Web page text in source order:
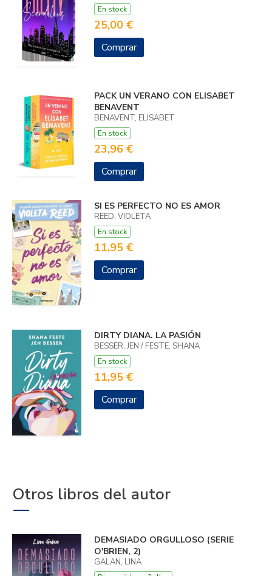
En stock
25,00 €
Comprar
PACK UN VERANO CON ELISABET
BENAVENT
BENAVENT, ELISABET
En stock
23,96 €
Comprar
SI ES PERFECTO NO ES AMOR
REED, VIOLETA
En stock
11,95 €
Comprar
DIRTY DIANA. LA PASIÓN
BESSER, JEN / FESTE, SHANA
En stock
11,95 €
Comprar
Otros libros del autor
DEMASIADO ORGULLOSO (SERIE
O'BRIEN, 2)
GALAN, LINA